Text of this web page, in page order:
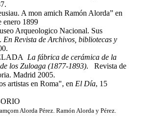
A mon amich Ramón Alorda” en
enero 1899
Arqueologico Nacional. Sus
En Revista de Archivos, bibliotecas y
La fábrica de cerámica de la
los Zuloaga (1877-1893). Revista de
Madrid 2005.
artistas en Roma", en El Día, 15
Alorda Pérez. Ramón Alorda y Pérez.